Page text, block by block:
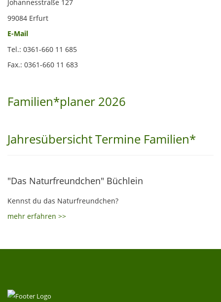
Johannesstraße 127
99084 Erfurt
E-Mail
Tel.: 0361-660 11 685
Fax.: 0361-660 11 683
Familien*planer 2026
Jahresübersicht Termine Familien*
"Das Naturfreundchen" Büchlein
Kennst du das Naturfreundchen?
mehr erfahren >>